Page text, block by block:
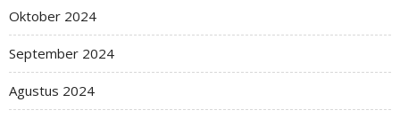
Oktober 2024
September 2024
Agustus 2024